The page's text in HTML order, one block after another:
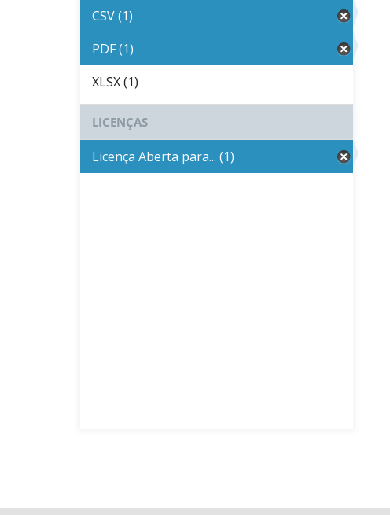
CSV (1)
PDF (1)
XLSX (1)
LICENÇAS
Licença Aberta para... (1)